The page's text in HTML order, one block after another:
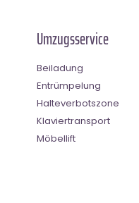
Umzugsservice
Beiladung
Entrümpelung
Halteverbotszone
Klaviertransport
Möbellift